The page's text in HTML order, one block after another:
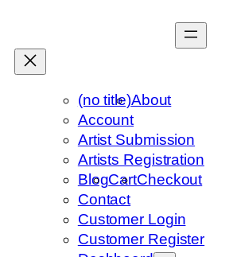
(no title)About
Account
Artist Submission
Artists Registration
BlogCartCheckout
Contact
Customer Login
Customer Register